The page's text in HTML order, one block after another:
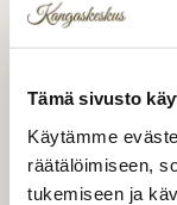
Tämä sivusto
Käytämme
räätälöimiseen,
tukemiseen ja
VALITSE